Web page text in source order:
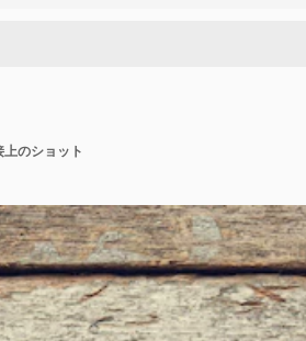
のショット